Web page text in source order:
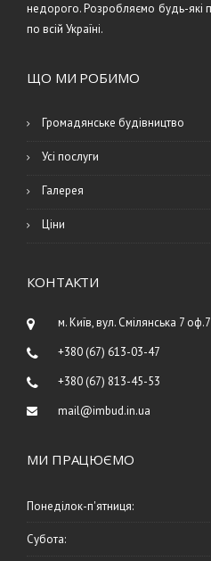
недорого. Розробляємо будь-які
по всій Україні.
ЩО МИ РОБИМО
Громадянське будівництво
Усі послуги
Галерея
Ціни
КОНТАКТИ
м. Київ, вул. Смілянська 7 оф.7
+380 (67) 613-03-47
+380 (67) 813-45-53
mail@imbud.in.ua
МИ ПРАЦЮЄМО
Понеділок-п'ятниця:
Субота: